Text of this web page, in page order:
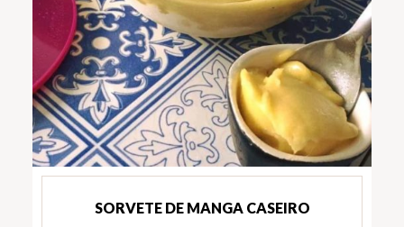
SORVETE DE MANGA CASEIRO